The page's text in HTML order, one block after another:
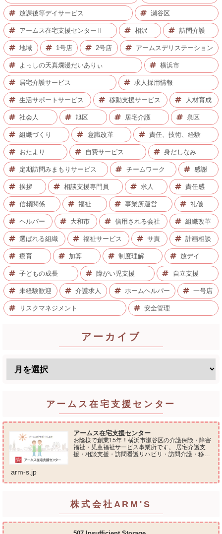
放課後等デイサービス 瀬谷区
アームス在宅支援センターⅡ 相沢 訪問介護
地域 1号店 2号店 アームスデリステーション
よっしの天真爛漫だいありぃ 横浜市
居宅介護サービス 求人採用情報
生活サポートサービス 移動支援サービス 人材育成
社会人 旭区 居宅介護 泉区
組織づくり 意識改革 責任、技術、経験
おたより 自費サービス 身だしなみ
定期訪問みまもりサービス チームワーク 感謝
挨拶 相談支援専門員 求人 責任感
信頼関係 福祉 事業所運営 礼儀
ヘルパー 大和市 信用される会社 組織改革
選ばれる組織 福祉サービス サ責 計画相談
療育 加算 制度理解 放デイ
子どもの成長 障がい児支援 自立支援
未経験歓迎 介護求人 ホームヘルパー 一号店
リスクマネジメント 安全管理
アーカイブ
アームス在宅支援センター
アームス在宅支援センター
お陰様で創業15年！横浜市瀬谷区の介護保険・障害
福祉・児童福祉サービス事業所です。 居宅介護支
援・相談支援・訪問看護リハビリ・訪問介護・移動
arm-s.jp
株式会社ARM'S